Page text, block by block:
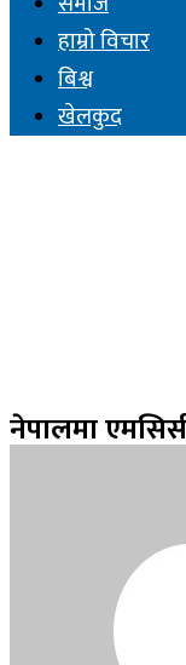
हाम्रो विचार
बिश्व
खेलकुद
नेपालमा